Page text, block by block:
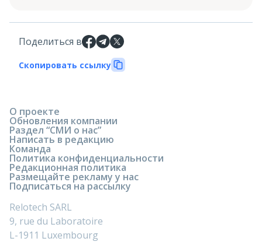
Поделиться в
Скопировать ссылку
О проекте
Обновления компании
Раздел “СМИ о нас”
Написать в редакцию
Команда
Политика конфиденциальности
Редакционная политика
Размещайте рекламу у нас
Подписаться на рассылку
Relotech SARL
9, rue du Laboratoire
L-1911 Luxembourg